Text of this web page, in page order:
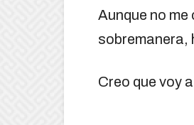
Aunque no
sobremanera,
Creo que voy